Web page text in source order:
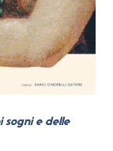
sogni e delle